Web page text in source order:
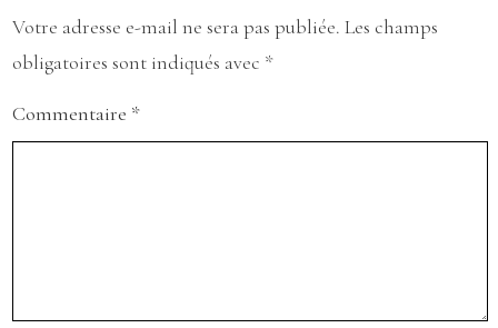
Votre adresse e-mail ne sera pas publiée. Les champs
obligatoires sont indiqués avec *
Commentaire *